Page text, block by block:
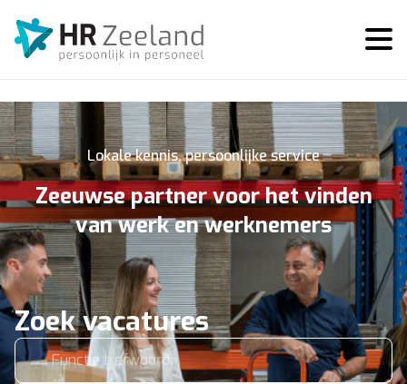
Lokale kennis, persoonlijke service
Zeeuwse partner voor het vinden
van werk en werknemers
Zoek vacatures